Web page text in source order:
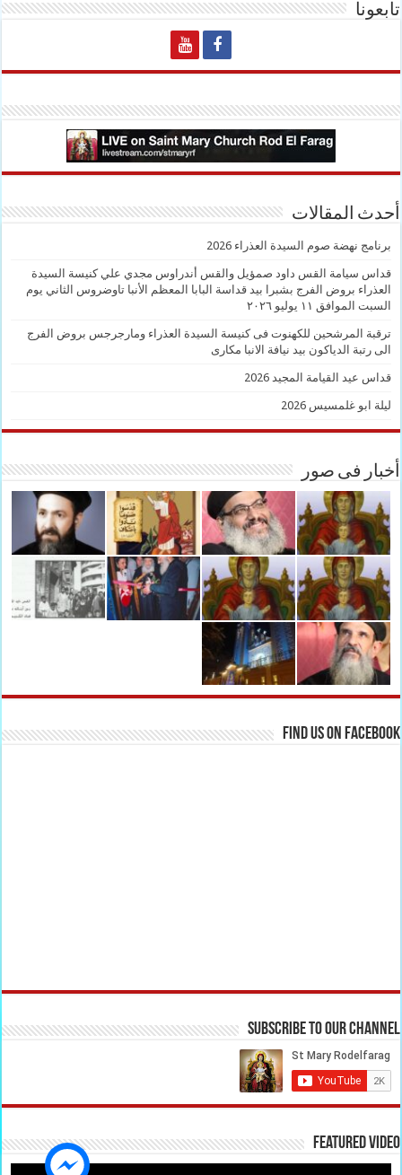
تابعونا
أحدث المقالات
برنامج نهضة صوم السيدة العذراء 2026
قداس سيامة القس داود صمؤيل والقس أندراوس مجدي علي كنيسة السيدة
العذراء بروض الفرج بشبرا بيد قداسة البابا المعظم الأنبا تاوضروس الثاني يوم
السبت الموافق ١١ يوليو ٢٠٢٦
ترقبة المرشحين للكهنوت فى كنيسة السيدة العذراء ومارجرجس بروض الفرج
الى رتبة الدياكون بيد نيافة الانبا مكارى
قداس عيد القيامة المجيد 2026
ليلة ابو غلمسيس 2026
أخبار فى صور
Find us on Facebook
Subscribe to our Channel
Featured Video